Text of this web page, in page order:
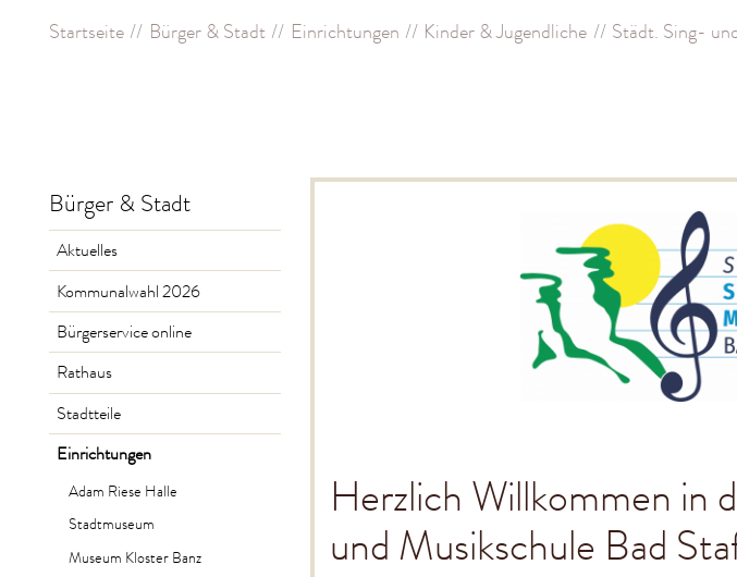
Startseite Bürger & Stadt Einrichtungen Kinder & Jugendliche Städt. Sing-
Bürger & Stadt
Aktuelles
Kommunalwahl 2026
Bürgerservice online
Rathaus
Stadtteile
Einrichtungen
Adam Riese Halle
Stadtmuseum
Museum Kloster Banz
Herzlich Willkommen in
und Musikschule Bad